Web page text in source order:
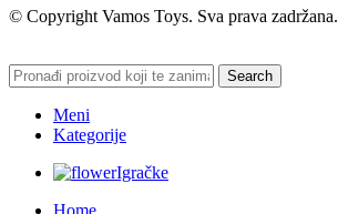
© Copyright Vamos Toys. Sva prava zadržana.
Search
Meni
Kategorije
Igračke
Home